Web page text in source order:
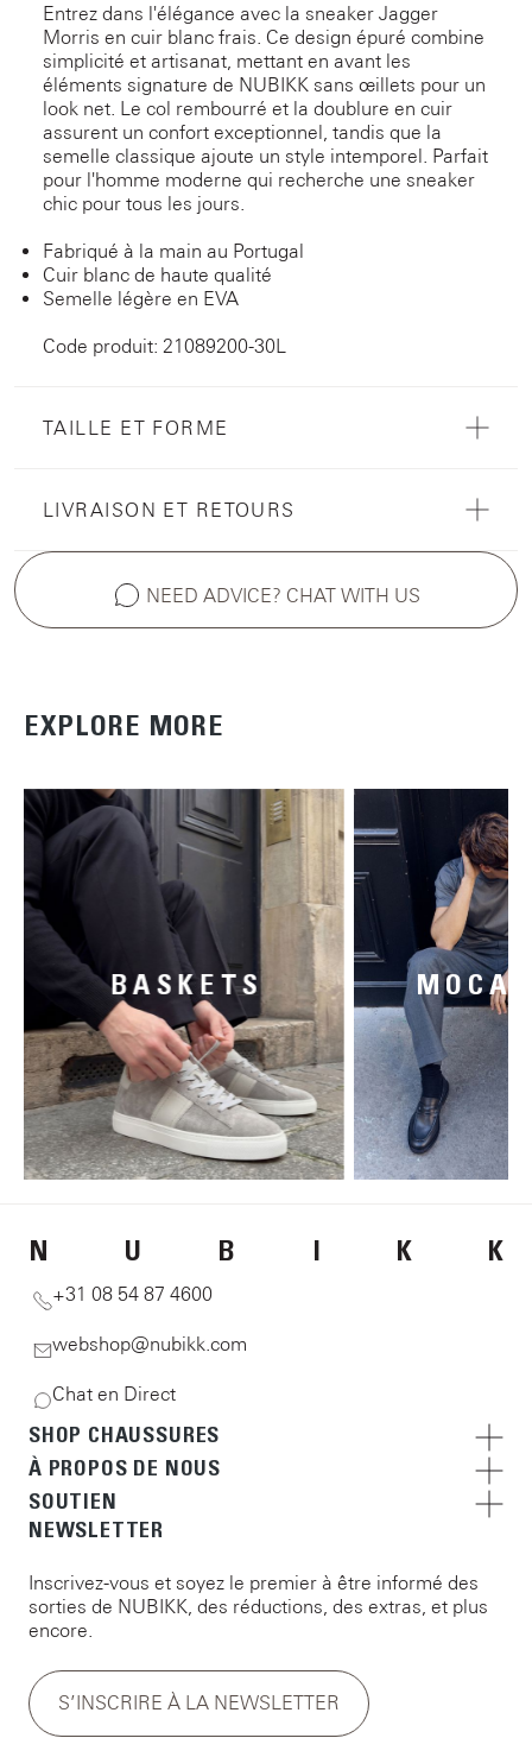
Entrez dans l'élégance avec la sneaker Jagger
Morris en cuir blanc frais. Ce design épuré combine
simplicité et artisanat, mettant en avant les
éléments signature de NUBIKK sans œillets pour un
look net. Le col rembourré et la doublure en cuir
assurent un confort exceptionnel, tandis que la
semelle classique ajoute un style intemporel. Parfait
pour l'homme moderne qui recherche une sneaker
chic pour tous les jours.
Fabriqué à la main au Portugal
Cuir blanc de haute qualité
Semelle légère en EVA
Code produit: 21089200-30L
TAILLE ET FORME
LIVRAISON ET RETOURS
NEED ADVICE? CHAT WITH US
EXPLORE MORE
BASKETS
N U B I K K
+31 08 54 87 4600
webshop@nubikk.com
Chat en Direct
SHOP CHAUSSURES
À PROPOS DE NOUS
SOUTIEN
NEWSLETTER
Inscrivez-vous et soyez le premier à être informé des
sorties de NUBIKK, des réductions, des extras, et plus
encore.
S’INSCRIRE À LA NEWSLETTER